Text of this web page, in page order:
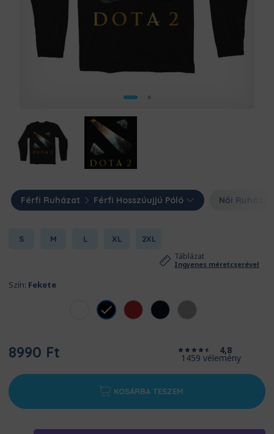
Férfi Ruházat Férfi Hosszúujjú Póló Női Ruházat
S M L XL 2XL
Táblázat
Ingyenes méretcserével
Szín: Fekete
8990 Ft 4,8
1459 vélemény
KOSÁRBA TESZEM